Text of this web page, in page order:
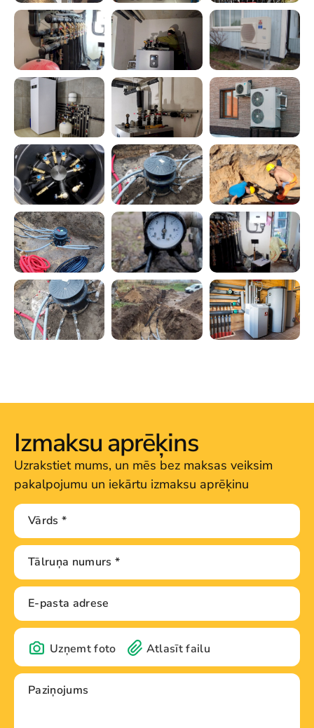
Izmaksu aprēķins
Uzrakstiet mums, un mēs bez maksas veiksim
pakalpojumu un iekārtu izmaksu aprēķinu
Uzņemt foto Atlasīt failu